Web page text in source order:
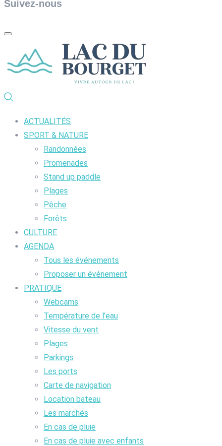
Suivez-nous
ACTUALITÉS
SPORT & NATURE
Randonnées
Promenades
Stand up paddle
Plages
Pêche
Forêts
CULTURE
AGENDA
Tous les événements
Proposer un événement
PRATIQUE
Webcams
Température de l’eau
Vitesse du vent
Plages
Parkings
Les ports
Carte de navigation
Location bateau
Les marchés
En cas de pluie
En cas de pluie avec enfants